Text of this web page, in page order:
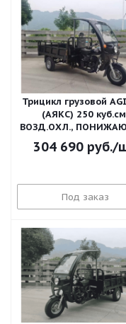
Трицикл грузовой
(АЯКС) 250
ВОЗД.ОХЛ.,
ПЕРЕДАЧА+Бак
304 690руб./
Под заказ